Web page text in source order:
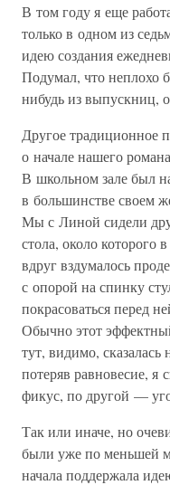
В том году я еще
только в одном из
идею создания
Подумал, что неплохо
нибудь из выпускниц,
Другое традиционное
о начале нашего
В школьном зале был
в большинстве своем
Мы с Линой сидели
стола, около которого
вдруг вздумалось
с опорой на спинку
покрасоваться перед
Обычно этот
тут, видимо,
потеряв равновесие,
фикус, по другой —
Так или иначе, но
были уже по меньшей
начала поддержала